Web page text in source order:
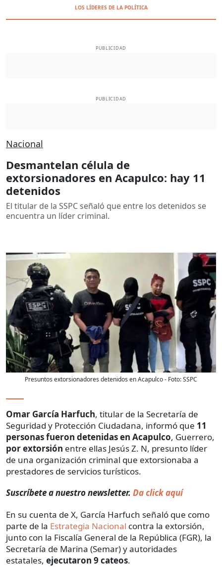
LOS LÍDERES DE LA POLÍTICA
PUBLICIDAD
PUBLICIDAD
Nacional
Desmantelan célula de
extorsionadores en Acapulco: hay 11
detenidos
El titular de la SSPC señaló que entre los detenidos se
encuentra un líder criminal.
Presuntos extorsionadores detenidos en Acapulco- Foto:SSPC
Omar García Harfuch, titular de la Secretaría de
Seguridad y Protección Ciudadana, informó que 11
personas fueron detenidas en Acapulco, Guerrero,
por extorsión entre ellas Jesús Z. N, presunto líder
de una organización criminal que extorsionaba a
prestadores de servicios turísticos.
Suscríbete a nuestro newsletter. Da click aquí
En su cuenta de X, García Harfuch señaló que como
parte de la Estrategia Nacional contra la extorsión,
junto con la Fiscalía General de la República (FGR), la
Secretaría de Marina (Semar) y autoridades
estatales, ejecutaron 9 cateos.